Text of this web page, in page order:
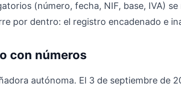
(número, fecha, NIF, base, IVA) se
por dentro: el registro encadenado e
con números
autónoma. El 3 de septiembre de